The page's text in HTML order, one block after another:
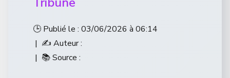
🕒 Publié le : 03/06/2026 à 06:14
| ✍️ Auteur :
| 📚 Source :